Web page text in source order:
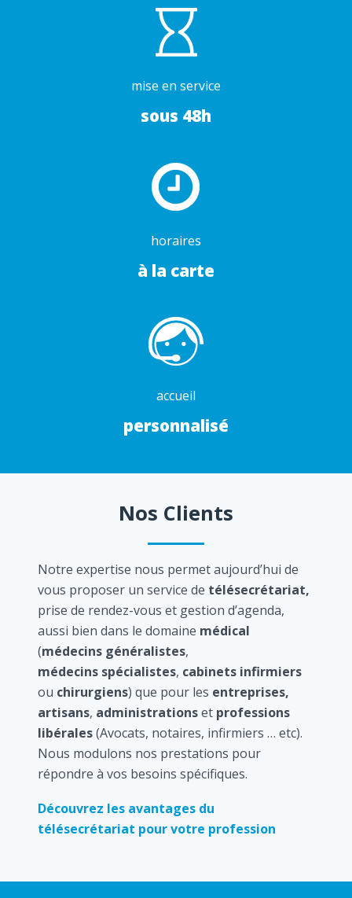
mise en service
sous 48h
horaires
à la carte
accueil
personnalisé
Nos Clients
Notre expertise nous permet aujourd’hui de
vous proposer un service de télésecrétariat,
prise de rendez-vous et gestion d’agenda,
aussi bien dans le domaine médical
(médecins généralistes,
médecins spécialistes, cabinets infirmiers
ou chirurgiens) que pour les entreprises,
artisans, administrationset professions
libérales(Avocats, notaires, infirmiers … etc).
Nous modulons nos prestations pour
répondre à vos besoins spécifiques.
Découvrez les avantages du
télésecrétariat pour votre profession